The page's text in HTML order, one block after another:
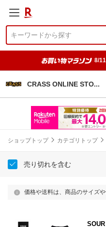
8/
CRASS ONLINE STO
ショップトップ カテゴリトップ
売り切れを含む
価格や送料は、商品のサイズ